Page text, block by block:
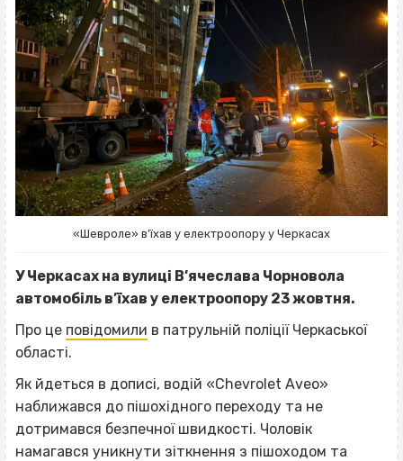
«Шевроле» в’їхав у електроопору у Черкасах
У Черкасах на вулиці В’ячеслава Чорновола
автомобіль в’їхав у електроопору 23 жовтня.
Про це повідомили в патрульній поліції Черкаської
області.
Як йдеться в дописі, водій «Chevrolet Aveo»
наближався до пішохідного переходу та не
дотримався безпечної швидкості. Чоловік
намагався уникнути зіткнення з пішоходом та